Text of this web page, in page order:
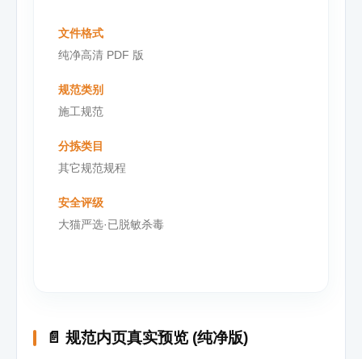
文件格式
纯净高清 PDF 版
规范类别
施工规范
分拣类目
其它规范规程
安全评级
大猫严选·已脱敏杀毒
📄 规范内页真实预览 (纯净版)